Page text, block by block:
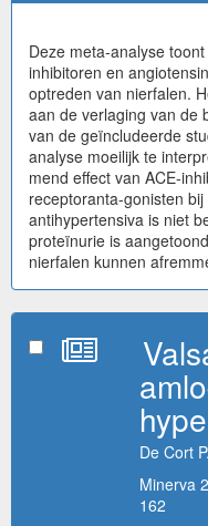
Deze meta-analyse
inhibitoren en
optreden van nierfalen.
aan de verlaging van de
van de geïncludeerde
analyse moeilijk te
mend effect van ACE-
receptoranta-gonisten
antihypertensiva is niet
proteïnurie is
nierfalen kunnen
De Cort P.
Minerva
162